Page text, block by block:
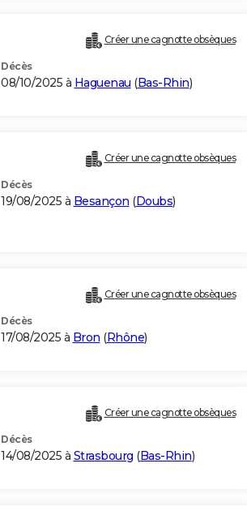
Créer une cagnotte obsèques
Décès
08/10/2025 à Haguenau (Bas-Rhin)
Créer une cagnotte obsèques
Décès
19/08/2025 à Besançon (Doubs)
Créer une cagnotte obsèques
Décès
17/08/2025 à Bron (Rhône)
Créer une cagnotte obsèques
Décès
14/08/2025 à Strasbourg (Bas-Rhin)